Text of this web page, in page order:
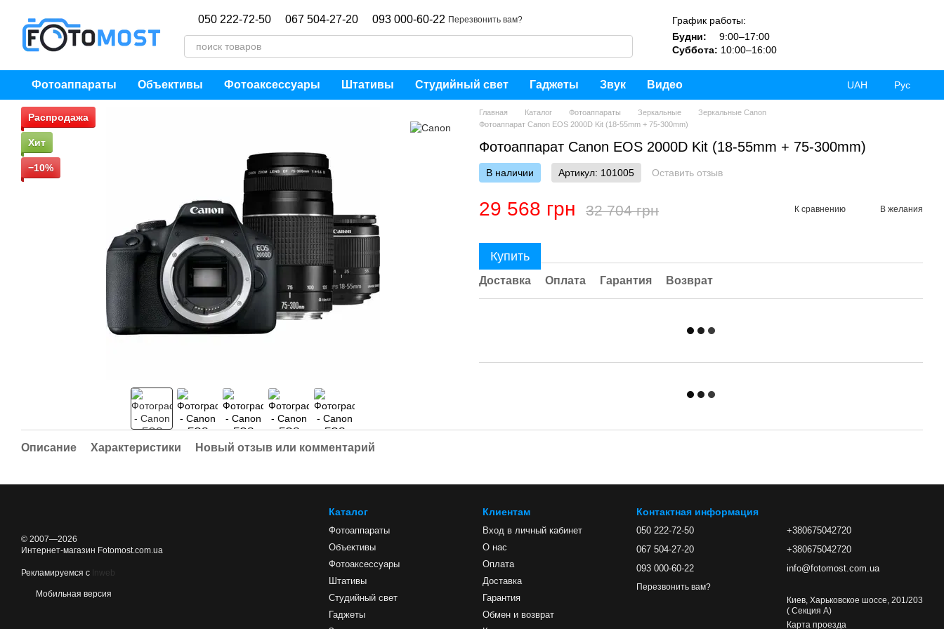
050 222-72-50 067 504-27-20 093 000-60-22 Перезвонить вам?
График работы:
Будни:
9:00–17:00
Суббота: 10:00–16:00
Фотоаппараты Объективы Фотоаксессуары Штативы Студийный свет Гаджеты Звук Видео UAH Рус
Распродажа
Хит
−10%
Главная Каталог Фотоаппараты Зеркальные
Зеркальные Canon
Фотоаппарат Canon EOS 2000D Kit (18-55mm + 75-300mm)
Фотоаппарат Canon EOS 2000D Kit (18-55mm + 75-300mm)
В наличии Артикул: 101005 Оставить отзыв
29 568 грн 32 704 грн К сравнению В желания
Купить
Доставка Оплата Гарантия Возврат
Описание Характеристики Новый отзыв или комментарий
© 2007—2026
Интернет-магазин Fotomost.com.ua
Рекламируемся с Inweb
Мобильная версия
Каталог
Фотоаппараты
Объективы
Фотоаксессуары
Штативы
Студийный свет
Гаджеты
Клиентам
Вход в личный кабинет
О нас
Оплата
Доставка
Гарантия
Обмен и возврат
Контактная информация
050 222-72-50
067 504-27-20
093 000-60-22
Перезвонить вам?
+380675042720
+380675042720
info@fotomost.com.ua
Киев, Харьковское шоссе, 201/203
( Секция А)
Карта проезда